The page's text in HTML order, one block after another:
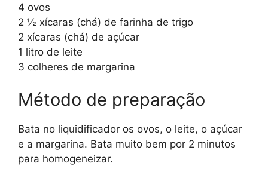
4 ovos
2 ½ xícaras (chá) de farinha de trigo
2 xícaras (chá) de açúcar
1 litro de leite
3 colheres de margarina
Método de preparação
Bata no liquidificador os ovos, o leite, o açúcar
e a margarina. Bata muito bem por 2 minutos
para homogeneizar.